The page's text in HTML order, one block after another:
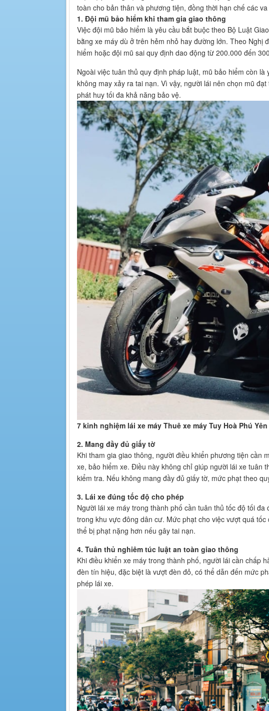
toàn cho bản thân và phương tiện, đồng thời hạn chế các
1. Đội mũ bảo hiểm khi tham gia giao thông
Việc đội mũ bảo hiểm là yêu cầu bắt buộc theo Bộ Luật
bằng xe máy dù ở trên hẻm nhỏ hay đường lớn. Theo Nghị
hiểm hoặc đội mũ sai quy định dao động từ 200.000 đến
Ngoài việc tuân thủ quy định pháp luật, mũ bảo hiểm còn
không may xảy ra tai nạn. Vì vậy, người lái nên chọn mũ
phát huy tối đa khả năng bảo vệ.
7 kinh nghiệm lái xe máy Thuê xe máy Tuy Hoà Phú
2. Mang đầy đủ giấy tờ
Khi tham gia giao thông, người điều khiển phương tiện cần
xe, bảo hiểm xe. Điều này không chỉ giúp người lái xe tuân
kiểm tra. Nếu không mang đầy đủ giấy tờ, mức phạt theo
3. Lái xe đúng tốc độ cho phép
Người lái xe máy trong thành phố cần tuân thủ tốc độ tối
trong khu vực đông dân cư. Mức phạt cho việc vượt quá
thể bị phạt nặng hơn nếu gây tai nạn.
4. Tuân thủ nghiêm túc luật an toàn giao thông
Khi điều khiển xe máy trong thành phố, người lái cần chấp
đèn tín hiệu, đặc biệt là vượt đèn đỏ, có thể dẫn đến mức
phép lái xe.